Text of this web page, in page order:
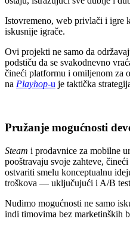
Istovremeno, web privlači i igre
iskusnije igrače.
Ovi projekti ne samo da
podstiču da se svakodnevno
čineći platformu i omiljenom za
na Playhop-u je taktička
Pružanje mogućnosti
Steam i prodavnice za mobilne
pooštravaju svoje zahteve,
ostvariti smelu konceptualnu
troškova — uključujući i A/B
Nudimo mogućnosti ne samo
indi timovima bez marketinških